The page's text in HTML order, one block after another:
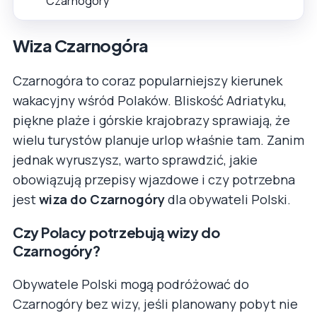
Wiza Czarnogóra
Czarnogóra to coraz popularniejszy kierunek
wakacyjny wśród Polaków. Bliskość Adriatyku,
piękne plaże i górskie krajobrazy sprawiają, że
wielu turystów planuje urlop właśnie tam. Zanim
jednak wyruszysz, warto sprawdzić, jakie
obowiązują przepisy wjazdowe i czy potrzebna
jestwiza do Czarnogórydla obywateli Polski.
Czy Polacy potrzebują wizy do
Czarnogóry?
Obywatele Polski mogą podróżować do
Czarnogóry bez wizy, jeśli planowany pobyt nie